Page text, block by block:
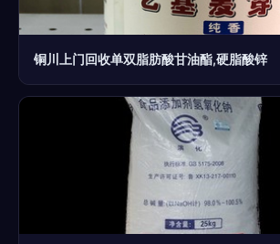
铜川上门回收单双脂肪酸甘油酯,硬脂酸锌